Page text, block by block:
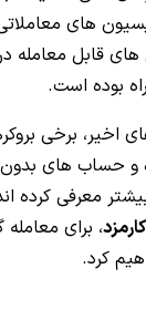
های
بوده است.
اخیر، برخی
و حساب های
معرفی کرده
، برای
کرد.